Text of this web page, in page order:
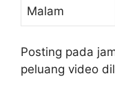
Malam
Posting pada
peluang video